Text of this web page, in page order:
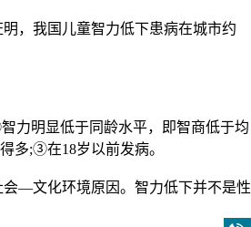
，我国儿童智力低下患病在城市约
力明显低于同龄水平，即智商低于均
多;③在18岁以前发病。
—文化环境原因。智力低下并不是性